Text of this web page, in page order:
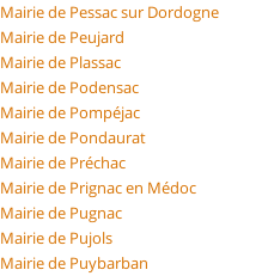
Mairie de Pessac sur Dordogne
Mairie de Peujard
Mairie de Plassac
Mairie de Podensac
Mairie de Pompéjac
Mairie de Pondaurat
Mairie de Préchac
Mairie de Prignac en Médoc
Mairie de Pugnac
Mairie de Pujols
Mairie de Puybarban